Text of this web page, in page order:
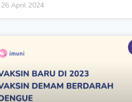
26 April 2024